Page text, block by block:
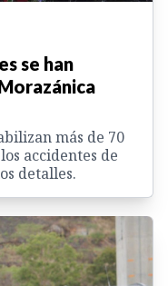
se han
más de 70
accidentes de
detalles.